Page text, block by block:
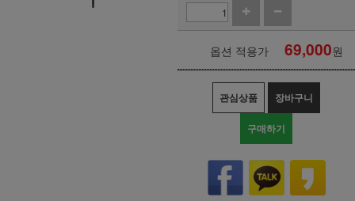
옵션 적용가 69,000원
관심상품 장바구니
구매하기